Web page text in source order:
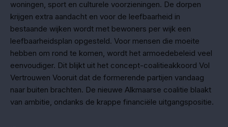
woningen, sport en culturele voorzieningen. De dorpen
krijgen extra aandacht en voor de leefbaarheid in
bestaande wijken wordt met bewoners per wijk een
leefbaarheidsplan opgesteld. Voor mensen die moeite
hebben om rond te komen, wordt het armoedebeleid veel
eenvoudiger. Dit blijkt uit het concept-coalitieakkoord Vol
Vertrouwen Vooruit dat de formerende partijen vandaag
naar buiten brachten. De nieuwe Alkmaarse coalitie blaakt
van ambitie, ondanks de krappe financiële uitgangspositie.